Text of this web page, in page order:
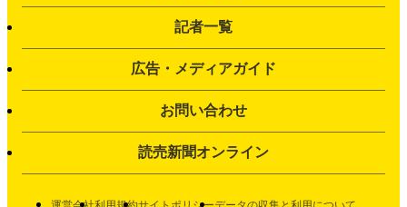
記者一覧
広告・メディアガイド
お問い合わせ
読売新聞オンライン